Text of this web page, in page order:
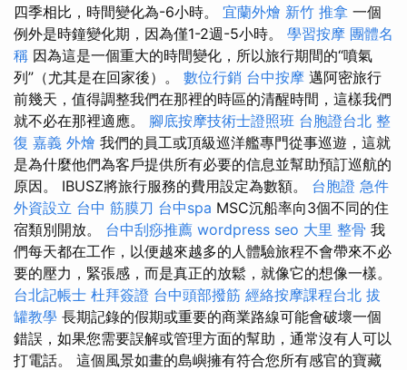
四季相比，時間變化為-6小時。 宜蘭外燴 新竹 推拿 一個
例外是時鐘變化期，因為僅1-2週-5小時。 學習按摩 團體名
稱 因為這是一個重大的時間變化，所以旅行期間的“噴氣
列”（尤其是在回家後）。 數位行銷 台中按摩 邁阿密旅行
前幾天，值得調整我們在那裡的時區的清醒時間，這樣我們
就不必在那裡適應。 腳底按摩技術士證照班 台胞證台北 整
復 嘉義 外燴 我們的員工或頂級巡洋艦專門從事巡遊，這就
是為什麼他們為客戶提供所有必要的信息並幫助預訂巡航的
原因。 IBUSZ將旅行服務的費用設定為數額。 台胞證 急件
外資設立 台中 筋膜刀 台中spa MSC沉船率向3個不同的住
宿類別開放。 台中刮痧推薦 wordpress seo 大里 整骨 我
們每天都在工作，以便越來越多的人體驗旅程不會帶來不必
要的壓力，緊張感，而是真正的放鬆，就像它的想像一樣。
台北記帳士 杜拜簽證 台中頭部撥筋 經絡按摩課程台北 拔
罐教學 長期記錄的假期或重要的商業路線可能會破壞一個
錯誤，如果您需要誤解或管理方面的幫助，通常沒有人可以
打電話。 這個風景如畫的島嶼擁有符合您所有感官的寶藏